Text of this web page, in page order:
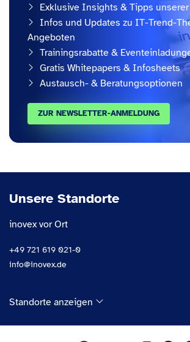
Exklusive Insights & Tipps unserer
Infos und Updates zu IT-Trend-
Angeboten
Trainingsrabatte &
Gratis Whitepapers & Infosheets
Austausch- & Beratungsoptionen
ZUR NEWSLETTER-ANMELDUNG
Unsere Standorte
inovex vor Ort
+49 721 619 021-0
info@inovex.de
Standorte anzeigen